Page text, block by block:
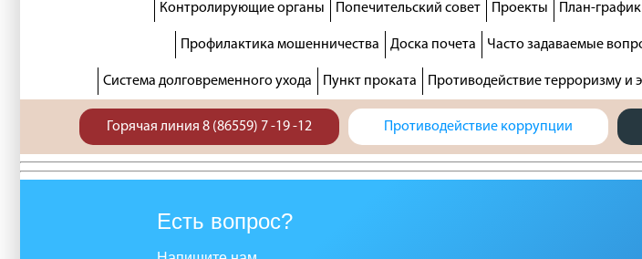
Контролирующие органы Попечительский совет Проекты План-
Профилактика мошенничества Доска почета Часто задаваемые
Система долговременного ухода Пункт проката Противодействие терроризму и
Горячая линия 8 (86559) 7 -19 -12 Противодействие коррупции
Есть вопрос?